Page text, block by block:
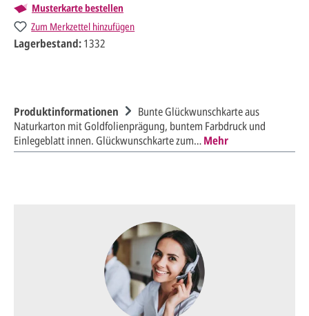
Musterkarte bestellen
Zum Merkzettel hinzufügen
Lagerbestand:1332
Produktinformationen
Bunte Glückwunschkarte aus
Naturkarton mit Goldfolienprägung, buntem Farbdruck und
Einlegeblatt innen. Glückwunschkarte zum…Mehr